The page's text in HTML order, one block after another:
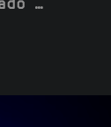
Loop de Logotipo Retrô Pixelado 360 Giro 3D